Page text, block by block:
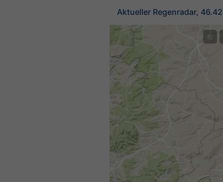
Aktueller Regenradar,
©